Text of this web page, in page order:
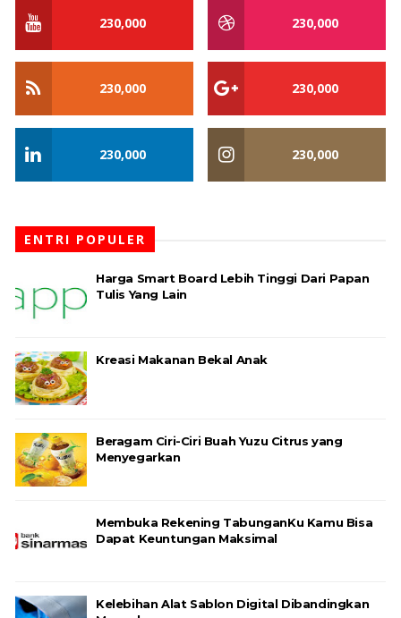
230,000 230,000
230,000 230,000
230,000 230,000
ENTRI POPULER
Harga Smart Board Lebih Tinggi Dari Papan
Tulis Yang Lain
Kreasi Makanan Bekal Anak
Beragam Ciri-Ciri Buah Yuzu Citrus yang
Menyegarkan
Membuka Rekening TabunganKu Kamu Bisa
Dapat Keuntungan Maksimal
Kelebihan Alat Sablon Digital Dibandingkan